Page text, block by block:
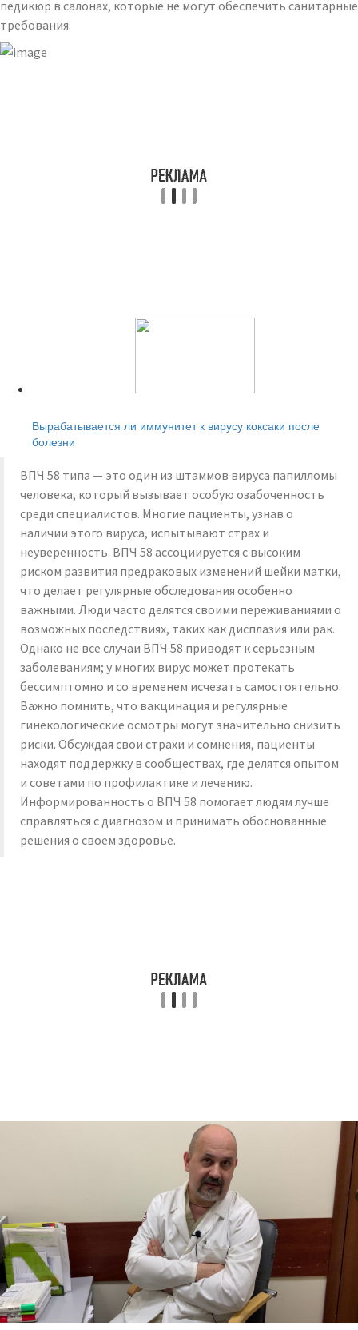
педикюр в салонах, которые не могут обеспечить санитарные
требования.
Вырабатывается ли иммунитет к вирусу коксаки после
болезни
ВПЧ 58 типа — это один из штаммов вируса папилломы
человека, который вызывает особую озабоченность
среди специалистов. Многие пациенты, узнав о
наличии этого вируса, испытывают страх и
неуверенность. ВПЧ 58 ассоциируется с высоким
риском развития предраковых изменений шейки матки,
что делает регулярные обследования особенно
важными. Люди часто делятся своими переживаниями о
возможных последствиях, таких как дисплазия или рак.
Однако не все случаи ВПЧ 58 приводят к серьезным
заболеваниям; у многих вирус может протекать
бессимптомно и со временем исчезать самостоятельно.
Важно помнить, что вакцинация и регулярные
гинекологические осмотры могут значительно снизить
риски. Обсуждая свои страхи и сомнения, пациенты
находят поддержку в сообществах, где делятся опытом
и советами по профилактике и лечению.
Информированность о ВПЧ 58 помогает людям лучше
справляться с диагнозом и принимать обоснованные
решения о своем здоровье.